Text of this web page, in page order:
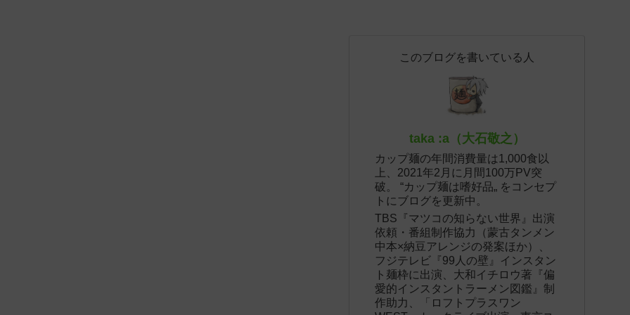
このブログを書いている人
taka :a（大石敬之）
カップ麺の年間消費量は1,000食以
上、2021年2月に月間100万PV突
破。 “カップ麺は嗜好品„ をコンセプ
トにブログを更新中。
TBS『マツコの知らない世界』出演
依頼・番組制作協力（蒙古タンメン
中本×納豆アレンジの発案ほか）、
フジテレビ『99人の壁』インスタン
ト麺枠に出演、大和イチロウ著『偏
愛的インスタントラーメン図鑑』制
作助力、「ロフトプラスワン